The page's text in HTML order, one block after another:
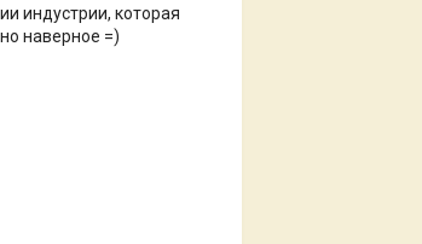
индустрии, которая
наверное =)